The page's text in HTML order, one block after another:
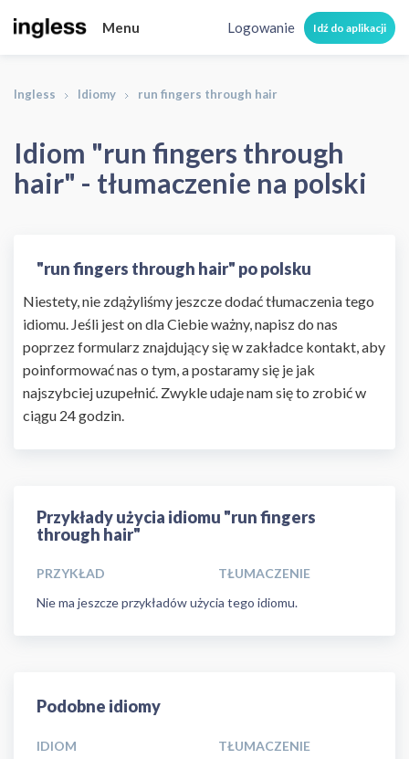
Menu Logowanie Idź do aplikacji
Ingless Idiomy run fingers through hair
Idiom "run fingers through
hair" - tłumaczenie na polski
"run fingers through hair" po polsku
Niestety, nie zdążyliśmy jeszcze dodać tłumaczenia tego
idiomu. Jeśli jest on dla Ciebie ważny, napisz do nas
poprzez formularz znajdujący się w zakładce kontakt, aby
poinformować nas o tym, a postaramy się je jak
najszybciej uzupełnić. Zwykle udaje nam się to zrobić w
ciągu 24 godzin.
Przykłady użycia idiomu "run fingers
through hair"
PRZYKŁAD
TŁUMACZENIE
Nie ma jeszcze przykładów użycia tego idiomu.
Podobne idiomy
IDIOM TŁUMACZENIE